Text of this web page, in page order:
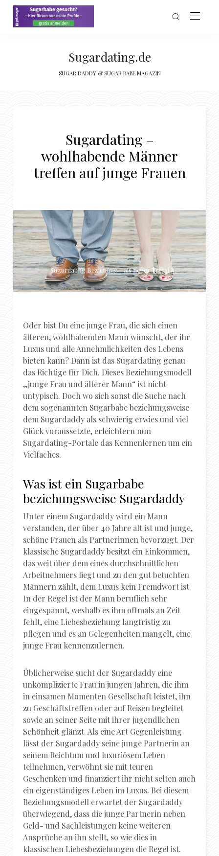
Sugardating.de
SUGAR DADDY & SUGAR BABE MAGAZIN
Sugardating –
wohlhabende Männer
treffen auf junge Frauen
Sugardating Beziehung - als neuer Trend
Oder bist Du eine junge Frau, die sich einen
älteren, wohlhabenden Mann wünscht, der ihr
Luxus und alle Annehmlichkeiten des Lebens
bieten kann? Dann ist das Sugardating genau
das Richtige für Dich. Dieses Beziehungsmodell
„junge Frau und älterer Mann“ ist nicht
untypisch. Doch wo sich sonst die Suche nach
dem sogenannten Sugarbabe beziehungsweise
dem Sugardaddy als schwierig erwies und viel
Glück voraussetzte, erleichtern nun
Sugardating-Portale das Kennenlernen um ein
Vielfaches.
Was ist ein Sugarbabe
beziehungsweise Sugardaddy
Unter einem Sugardaddy wird ein Mann
verstanden, der über 40 Jahre alt ist und junge,
schöne Frauen als Partnerinnen bevorzugt. Der
klassische Sugardaddy besitzt ein Einkommen,
das weit über dem eines durchschnittlichen
Arbeitnehmers liegt und zu den gut betuchten
Männern zählt, dem Luxus kein Fremdwort ist.
In der Regel ist der Mann beruflich sehr
eingespannt, weshalb es ihm oftmals an Zeit
fehlt, eine Liebesbeziehung langfristig zu
pflegen und es an Gelegenheiten mangelt, eine
junge Frau kennenzulernen.
Üblicherweise sucht der Sugardaddy eine
unkomplizierte Frau in jungen Jahren, die ihm
in einsamen Momenten Gesellschaft leistet, ihn
zu Geschäftstreffen oder auf Reisen begleitet
sowie an seiner Seite mit ihrer jugendlichen
Schönheit glänzt. Als eine Art Gegenleistung
lässt der Sugardaddy seine junge Partnerin an
seinem Reichtum und luxuriösem Leben
teilnehmen, verwöhnt sie mit teuren
Geschenken und finanziert ihr nicht selten auch
ein eigenständiges Leben im Luxus. Bei diesem
Beziehungsmodell erwartet der Sugardaddy
überwiegend, dass die junge Partnerin neben
Geld- und Sachleistungen keine weiteren
Ansprüche an ihn stellt, so wie dies in
klassischen Liebesbeziehungen die Regel ist.